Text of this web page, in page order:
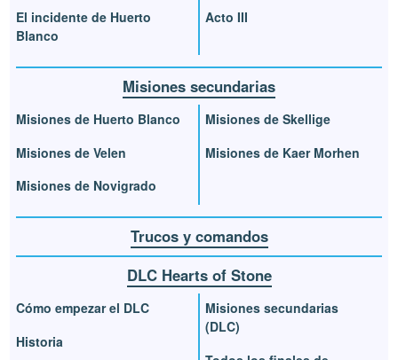
El incidente de Huerto
Blanco
Acto III
Misiones secundarias
Misiones de Huerto Blanco
Misiones de Velen
Misiones de Novigrado
Misiones de Skellige
Misiones de Kaer Morhen
Trucos y comandos
DLC Hearts of Stone
Cómo empezar el DLC
Historia
Misiones secundarias
(DLC)